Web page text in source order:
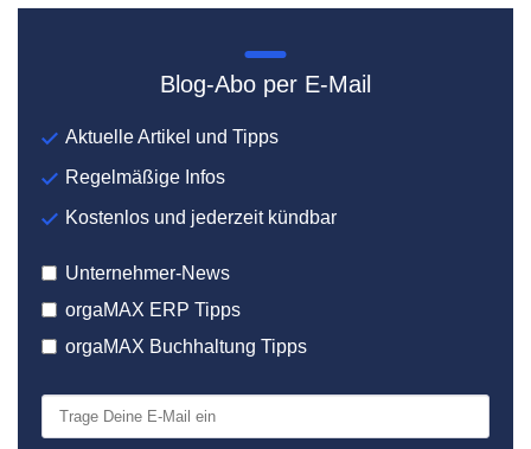
Blog-Abo per E-Mail
Aktuelle Artikel und Tipps
Regelmäßige Infos
Kostenlos und jederzeit kündbar
Unternehmer-News
orgaMAX ERP Tipps
orgaMAX Buchhaltung Tipps